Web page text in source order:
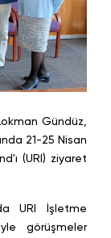
Gündüz,
21-25 Nisan
(URI) ziyaret
URI İşletme
görüşmeler